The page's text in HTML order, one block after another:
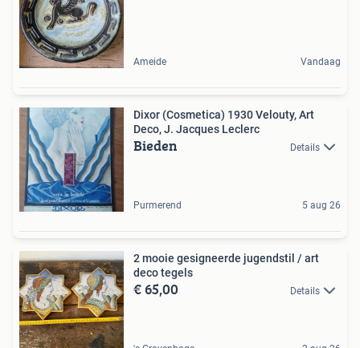
Ameide Vandaag
Dixor (Cosmetica) 1930 Velouty, Art
Deco, J. Jacques Leclerc
Bieden Details
Purmerend 5 aug 26
2 mooie gesigneerde jugendstil / art
deco tegels
€ 65,00 Details